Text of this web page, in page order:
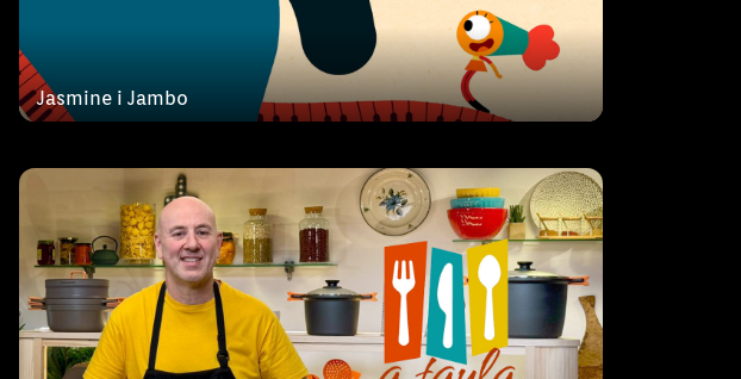
Jasmine i Jambo
“A taula” és el nou programa de cuina d’en Tomeu
Caldentey . Aquest cuiner reconegut i estimat que
uneixen en la seva cuina originalitat, personalitat, i
Ramon Llull.